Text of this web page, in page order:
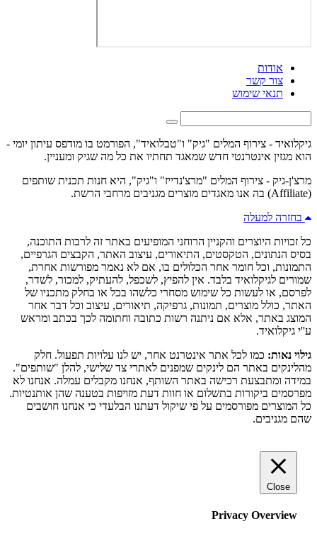
אודות
צור קשר
תנאי שימוש
גיקלואיד - צירוף המלים "גיק" ו"טבלואיד", הפורמט בו מודפס עיתון יומי -
הוא מגזין אינטרנטי חדש שמאגד תחתיו את כל מה שגיק ומעניין.
מרצ'ן-גיק - צירוף המלים "מרצ'נדייז" ו"גיק", היא חנות תכנית שותפים
(Affiliate) בה אנו מאגדים מוצרים מגניבים מרחבי הרשת.
בחזרה למעלה
כל זכויות היוצרים והקניין הרוחני המופיעים באתר זה לרבות התוכנה,
בסיס הנתונים, הטקסטים, התיאורים, עיצוב האתר, הקבצים הגרפיים,
התמונות, וכל חומר אחר הכלולים בו, אם לא נאמר מפורשות אחרת,
שמורים לגיקלואיד בלבד. אין להפיץ, לשכפל, להעתיק, למכור, לשדר,
לפרסם, או לעשות כל שימוש מסחרי כלשהו בכל או בחלק מתכניו של
האתר, כולל מוצרים, תמונות, גרפיקה, תיאורים, עיצוב וכל דבר אחר
המוצג באתר, אלא אם ניתנה רשות כתובה וחתומה לכך בכתב ומראש
ע''י גיקלואיד.
גילוי נאות: כמו לכל אתר אינטרנט אחר, יש לנו עלויות תפעול. חלק
מהלינקים באתר הם לינקים שמפנים לאתרי צד שלישי, להלן "שותפים".
במידה ומתבצעת רכישה באתר השותף, אנחנו מקבלים עמלה. אנחנו לא
מפרסמים ביקורות בתשלום או חוות דעת מזויפות בטענה שהן אותנטיות.
כל המוצרים מפורסמים על פי שיקול דעתנו הבלעדי כי אנחנו חושבים
שהם מגניבים.
Close
Privacy Overview